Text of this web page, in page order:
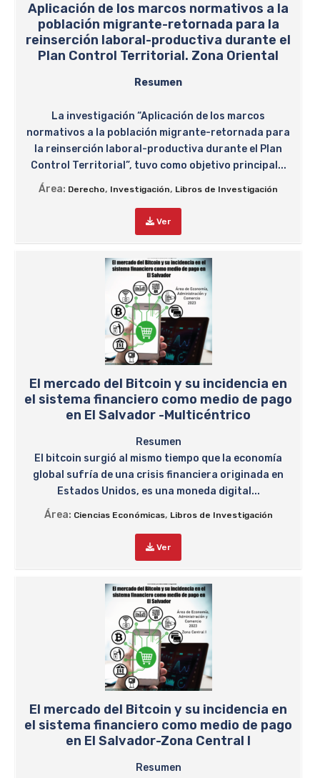
Aplicación de los marcos normativos a la
población migrante-retornada para la
reinserción laboral-productiva durante el
Plan Control Territorial. Zona Oriental
Resumen
La investigación “Aplicación de los marcos
normativos a la población migrante-retornada para
la reinserción laboral-productiva durante el Plan
Control Territorial”, tuvo como objetivo principal...
Área: Derecho, Investigación, Libros de Investigación
Ver
El mercado del Bitcoin y su incidencia en
el sistema financiero como medio de pago
en El Salvador -Multicéntrico
Resumen
El bitcoin surgió al mismo tiempo que la economía
global sufría de una crisis financiera originada en
Estados Unidos, es una moneda digital...
Área: Ciencias Económicas, Libros de Investigación
Ver
El mercado del Bitcoin y su incidencia en
el sistema financiero como medio de pago
en El Salvador-Zona Central I
Resumen